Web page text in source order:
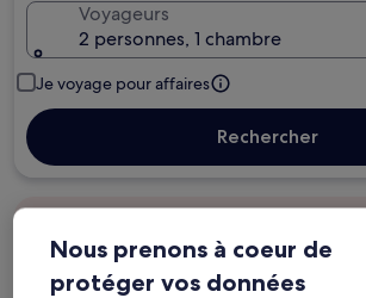
Voyageurs
2 personnes, 1 chambre
Je voyage pour affaires
Rechercher
changement de programme
Nous prenons à coeur de
protéger vos données